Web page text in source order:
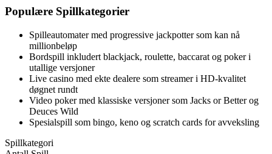
Populære Spillkategorier
Spilleautomater med progressive jackpotter som kan nå
millionbeløp
Bordspill inkludert blackjack, roulette, baccarat og poker i
utallige versjoner
Live casino med ekte dealere som streamer i HD-kvalitet
døgnet rundt
Video poker med klassiske versjoner som Jacks or Better og
Deuces Wild
Spesialspill som bingo, keno og scratch cards for avveksling
Spillkategori